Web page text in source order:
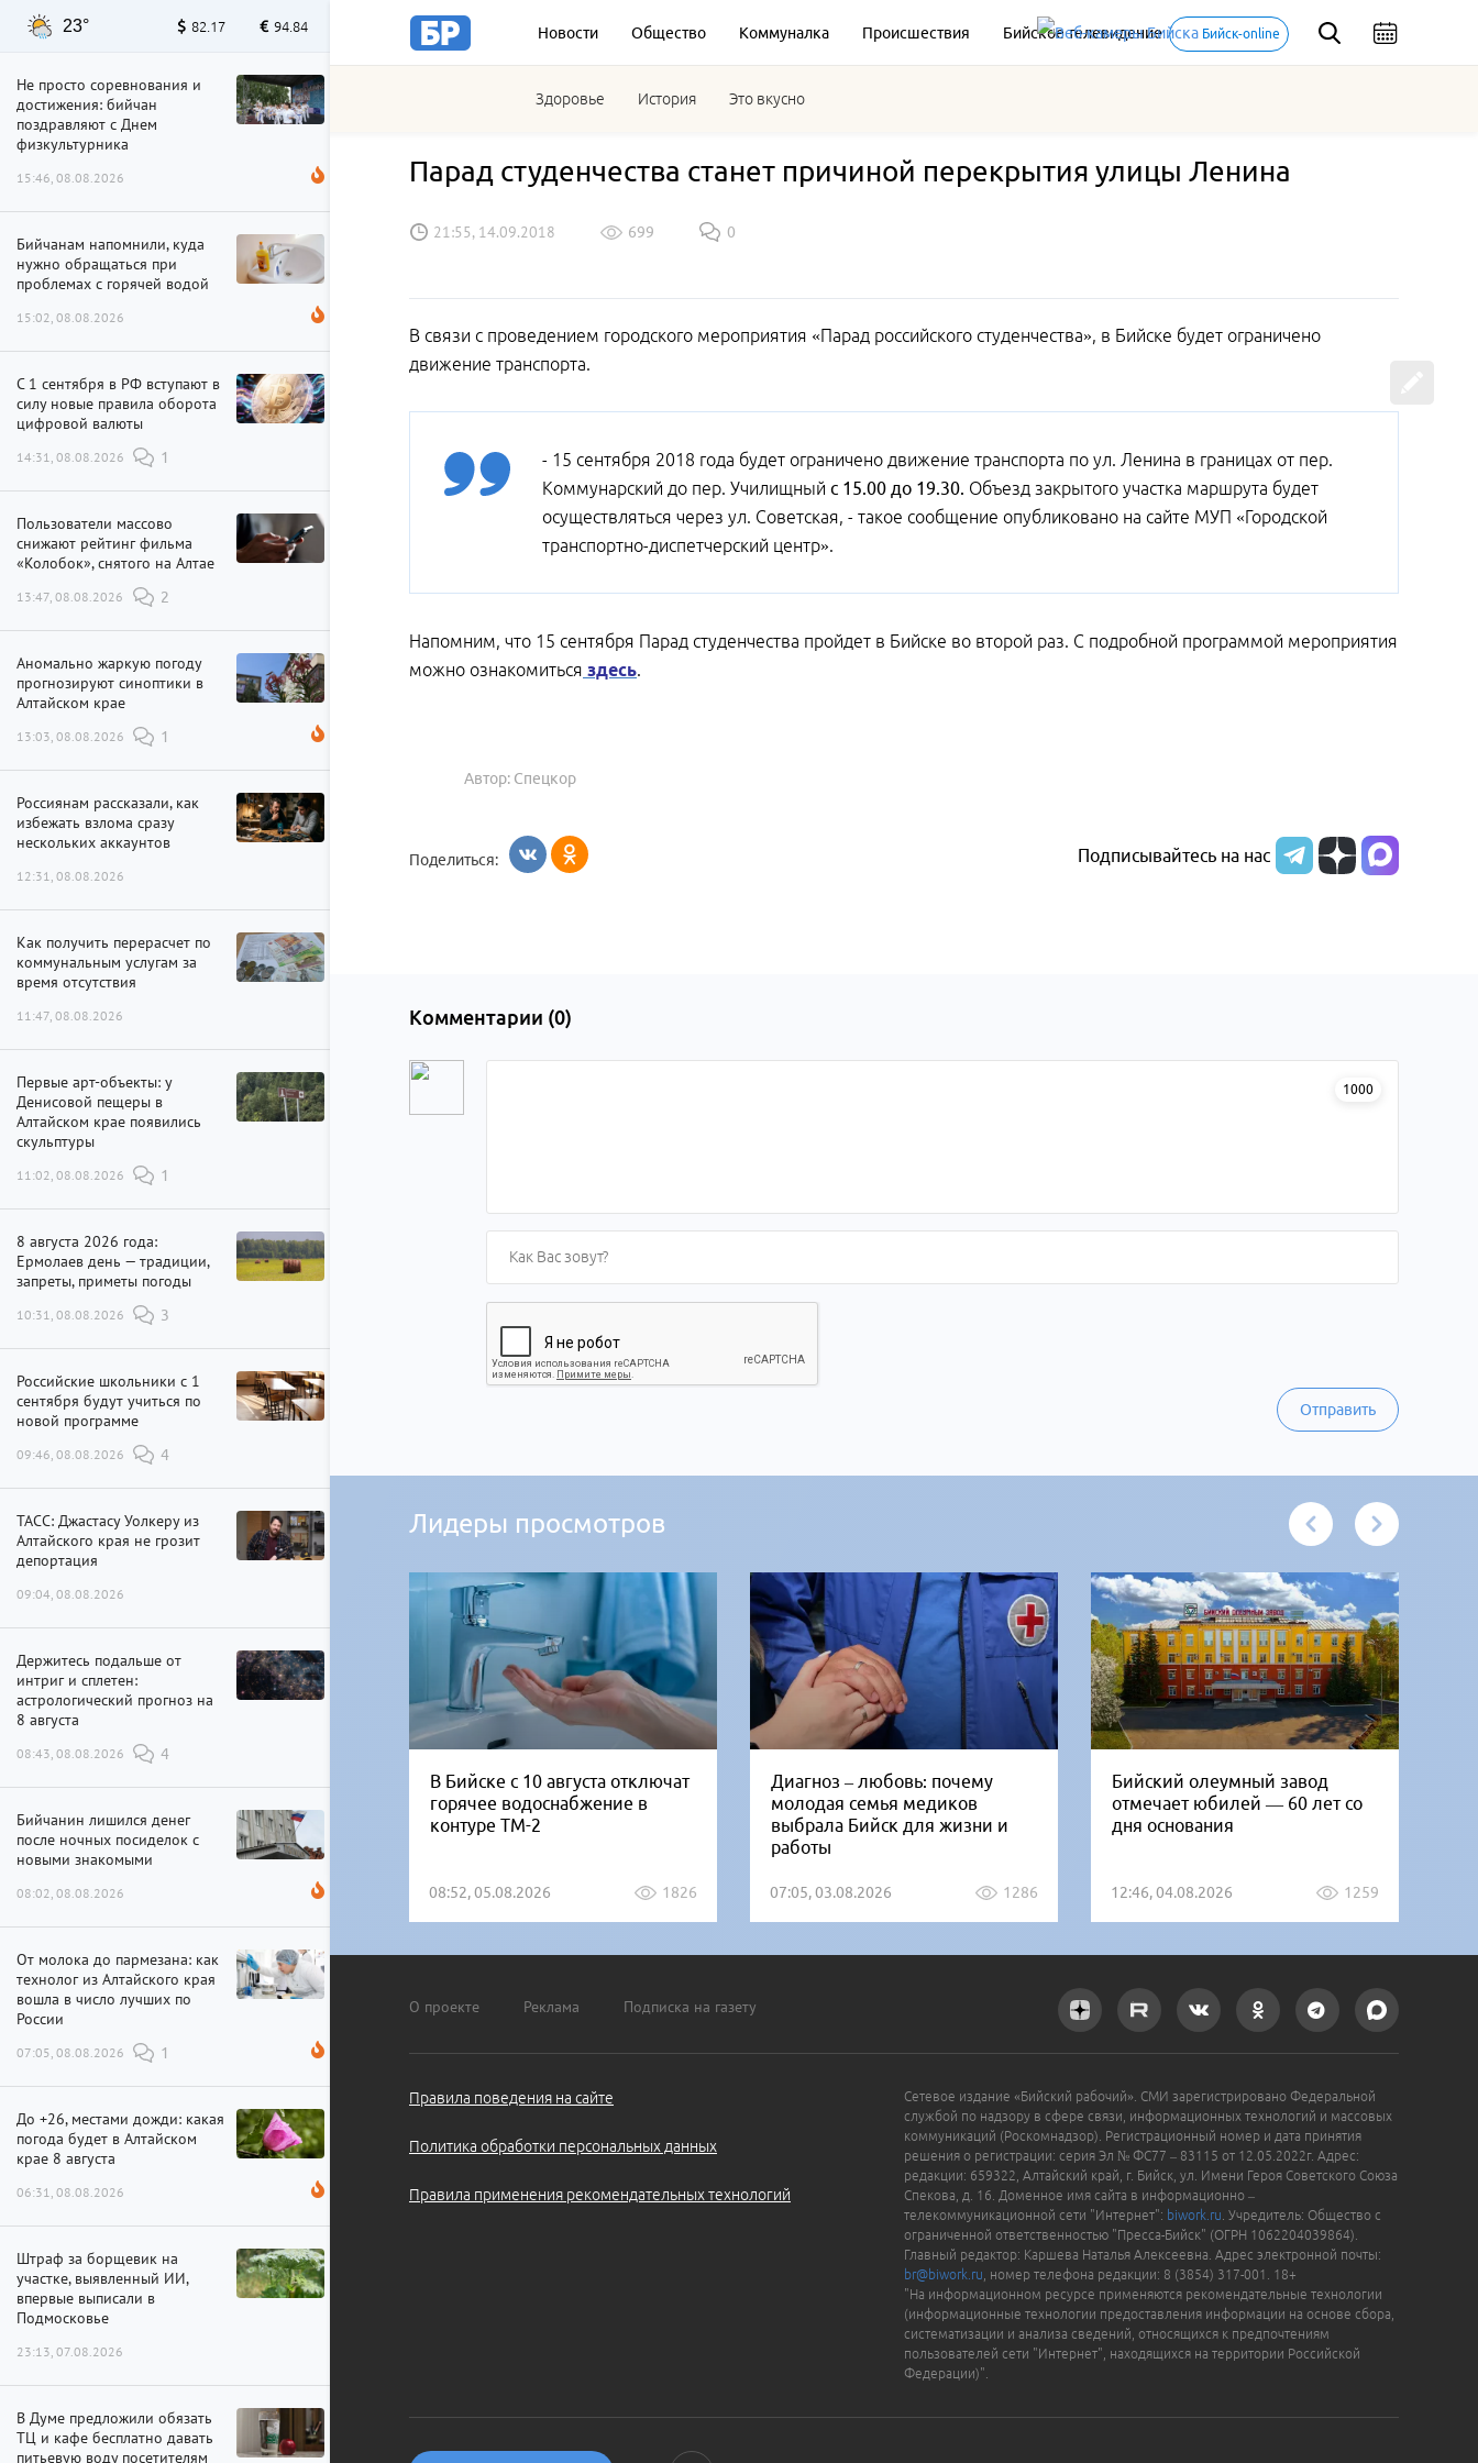
Новости Общество Коммуналка Происшествия Бийское телевидение Бийск-online
Здоровье История Это вкусно
23° 82.17 94.84
Не просто соревнования и
достижения: бийчан
поздравляют с Днем
физкультурника
15:46, 08.08.2026
Бийчанам напомнили, куда
нужно обращаться при
проблемах с горячей водой
15:02, 08.08.2026
С 1 сентября в РФ вступают в
силу новые правила оборота
цифровой валюты
14:31, 08.08.2026 1
Пользователи массово
снижают рейтинг фильма
«Колобок», снятого на Алтае
13:47, 08.08.2026 2
Аномально жаркую погоду
прогнозируют синоптики в
Алтайском крае
13:03, 08.08.2026 1
Россиянам рассказали, как
избежать взлома сразу
нескольких аккаунтов
12:31, 08.08.2026
Как получить перерасчет по
коммунальным услугам за
время отсутствия
11:47, 08.08.2026
Первые арт-объекты: у
Денисовой пещеры в
Алтайском крае появились
скульптуры
11:02, 08.08.2026 1
8 августа 2026 года:
Ермолаев день — традиции,
запреты, приметы погоды
10:31, 08.08.2026 3
Российские школьники с 1
сентября будут учиться по
новой программе
09:46, 08.08.2026 4
ТАСС: Джастасу Уолкеру из
Алтайского края не грозит
депортация
09:04, 08.08.2026
Держитесь подальше от
интриг и сплетен:
астрологический прогноз на
8 августа
08:43, 08.08.2026 4
Бийчанин лишился денег
после ночных посиделок с
новыми знакомыми
08:02, 08.08.2026
От молока до пармезана: как
технолог из Алтайского края
вошла в число лучших по
России
07:05, 08.08.2026 1
До +26, местами дожди: какая
погода будет в Алтайском
крае 8 августа
06:31, 08.08.2026
Штраф за борщевик на
участке, выявленный ИИ,
впервые выписали в
Подмосковье
23:13, 07.08.2026
В Думе предложили обязать
ТЦ и кафе бесплатно давать
питьевую воду посетителям
Парад студенчества станет причиной перекрытия улицы Ленина
21:55, 14.09.2018 699 0
В связи с проведением городского мероприятия «Парад российского студенчества», в Бийске будет ограничено
движение транспорта.
- 15 сентября 2018 года будет ограничено движение транспорта по ул. Ленина в границах от пер.
Коммунарский до пер. Училищный с 15.00 до 19.30. Объезд закрытого участка маршрута будет
осуществляться через ул. Советская, - такое сообщение опубликовано на сайте МУП «Городской
транспортно-диспетчерский центр».
Напомним, что 15 сентября Парад студенчества пройдет в Бийске во второй раз. С подробной программой мероприятия
можно ознакомиться здесь.
Автор: Спецкор
Поделиться: Подписывайтесь на нас
Комментарии (0)
1000
Отправить
Лидеры просмотров
В Бийске с 10 августа отключат
горячее водоснабжение в
контуре ТМ-2
08:52, 05.08.2026 1826
Диагноз – любовь: почему
молодая семья медиков
выбрала Бийск для жизни и
работы
07:05, 03.08.2026 1286
Бийский олеумный завод
отмечает юбилей — 60 лет со
дня основания
12:46, 04.08.2026 1259
О проекте Реклама Подписка на газету
Правила поведения на сайте
Политика обработки персональных данных
Правила применения рекомендательных технологий
Сетевое издание «Бийский рабочий». СМИ зарегистрировано Федеральной
службой по надзору в сфере связи, информационных технологий и массовых
коммуникаций (Роскомнадзор). Регистрационный номер и дата принятия
решения о регистрации: серия Эл № ФС77 – 83115 от 12.05.2022г. Адрес:
редакции: 659322, Алтайский край, г. Бийск, ул. Имени Героя Советского Союза
Спекова, д. 16. Доменное имя сайта в информационно –
телекоммуникационной сети "Интернет": biwork.ru . Учредитель: Общество с
ограниченной ответственностью "Пресса-Бийск" (ОГРН 1062204039864).
Главный редактор: Каршева Наталья Алексеевна. Адрес электронной почты:
br@biwork.ru , номер телефона редакции: 8 (3854) 317-001. 18+
"На информационном ресурсе применяются рекомендательные технологии
(информационные технологии предоставления информации на основе сбора,
систематизации и анализа сведений, относящихся к предпочтениям
пользователей сети "Интернет", находящихся на территории Российской
Федерации)".